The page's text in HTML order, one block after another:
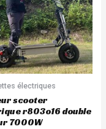
électriques
scooter
r803o16 double
7000W